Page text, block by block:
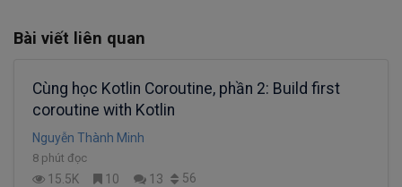
Bài viết liên quan
Cùng học Kotlin Coroutine, phần 2: Build first
coroutine with Kotlin
Nguyễn Thành Minh
8 phút đọc
15.5K 10 13 56